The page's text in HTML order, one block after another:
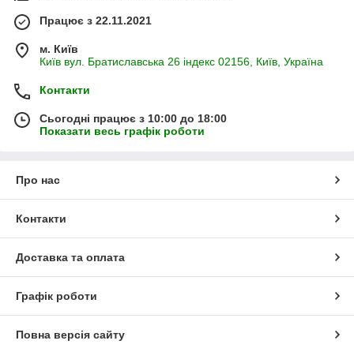
Працює з 22.11.2021
м. Київ
Київ вул. Братиславська 26 індекс 02156, Київ, Україна
Контакти
Сьогодні працює з 10:00 до 18:00
Показати весь графік роботи
Про нас
Контакти
Доставка та оплата
Графік роботи
Повна версія сайту